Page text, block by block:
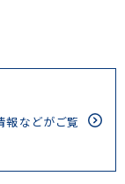
報などがご覧